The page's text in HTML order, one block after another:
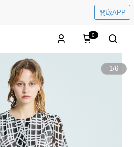
開啟APP
0
1/6